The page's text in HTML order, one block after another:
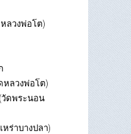
ลวงพ่อโต)
หลวงพ่อโต)
วัดพระนอน
ร่าบางปลา)